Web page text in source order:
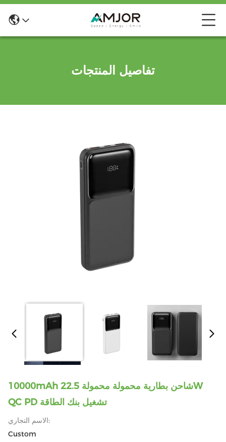
تفاصيل المنتجات
10000mAh شاحن بطارية محمولة محمولة 22.5W
QC PD تشغيل بنك الطاقة
الاسم التجاري:
Custom